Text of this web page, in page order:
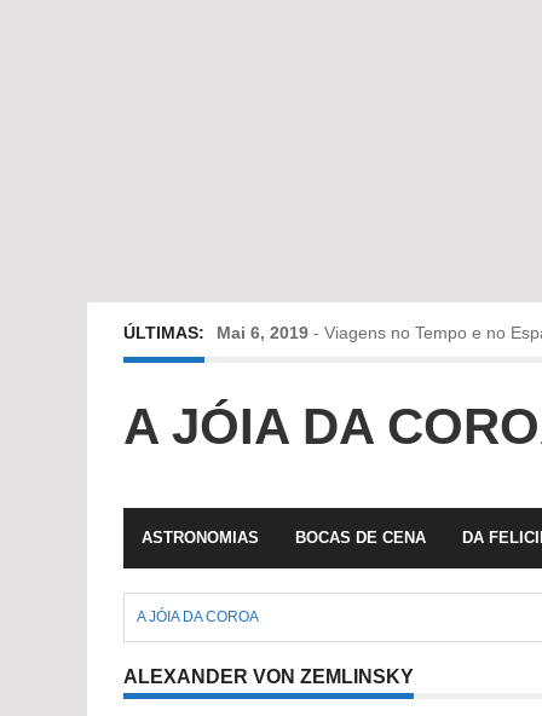
ÚLTIMAS: Mai 6, 2019 - Viagens no Tempo e no
Fev 22, 2019-Jorge Rodrigues
A JÓIA DA
ASTRONOMIAS BOCAS DE CENA DA
A JÓIA DA COROA
ALEXANDER VON ZEMLINSKY